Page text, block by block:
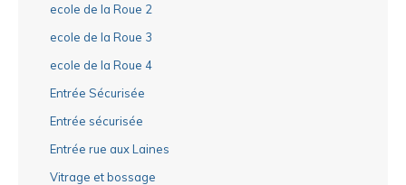
ecole de la Roue 2
ecole de la Roue 3
ecole de la Roue 4
Entrée Sécurisée
Entrée sécurisée
Entrée rue aux Laines
Vitrage et bossage